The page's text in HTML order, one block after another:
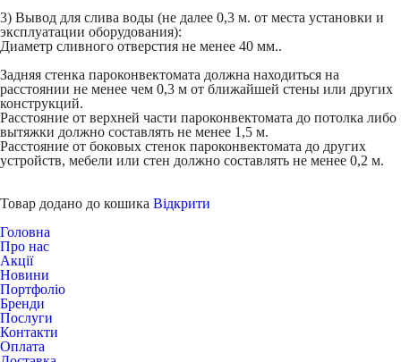
3) Вывод для слива воды (не далее 0,3 м. от места установки и
эксплуатации оборудования):
Диаметр сливного отверстия не менее 40 мм..
Задняя стенка пароконвектомата должна находиться на
расстоянии не менее чем 0,3 м от ближайшей стены или других
конструкций.
Расстояние от верхней части пароконвектомата до потолка либо
вытяжки должно составлять не менее 1,5 м.
Расстояние от боковых стенок пароконвектомата до других
устройств, мебели или стен должно составлять не менее 0,2 м.
Товар додано до кошика Відкрити
Головна
Про нас
Акції
Новини
Портфоліо
Бренди
Послуги
Контакти
Оплата